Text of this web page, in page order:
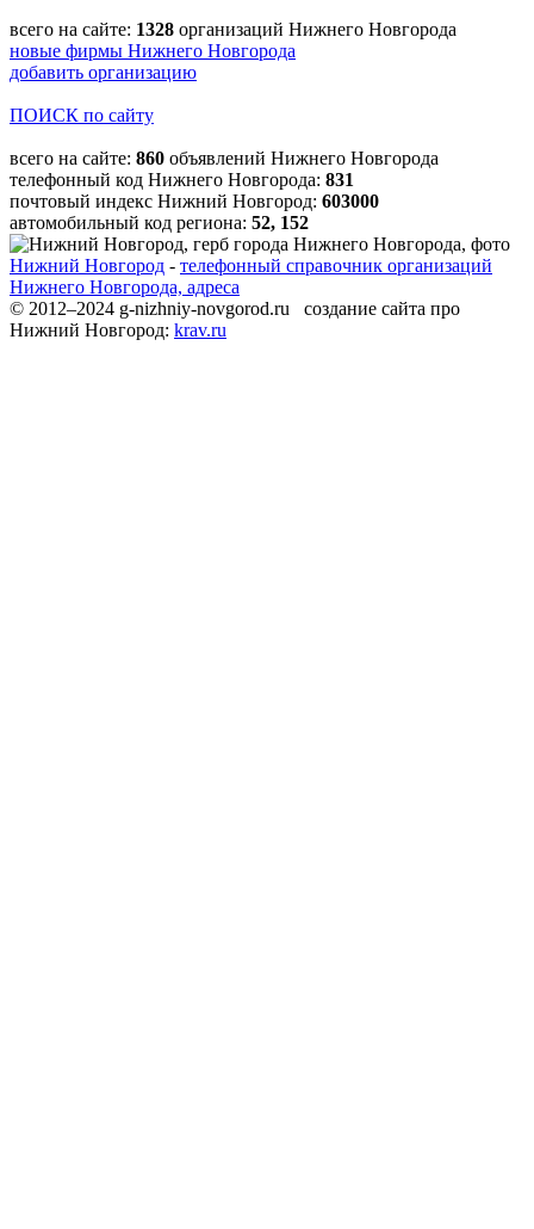
всего на сайте: 1328 организаций Нижнего Новгорода
новые фирмы Нижнего Новгорода
добавить организацию
ПОИСК по сайту
всего на сайте: 860 объявлений Нижнего Новгорода
телефонный код Нижнего Новгорода: 831
почтовый индекс Нижний Новгород: 603000
автомобильный код региона: 52, 152
Нижний Новгород - телефонный справочник организаций
Нижнего Новгорода, адреса
© 2012–2024 g-nizhniy-novgorod.ru создание сайта про
Нижний Новгород: krav.ru